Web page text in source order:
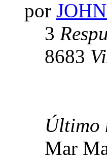
por
3
8683
Último
Mar